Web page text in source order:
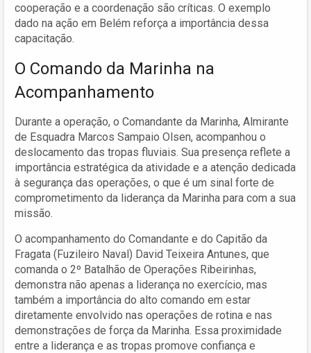
cooperação e a coordenação são críticas. O exemplo
dado na ação em Belém reforça a importância dessa
capacitação.
O Comando da Marinha na
Acompanhamento
Durante a operação, o Comandante da Marinha, Almirante
de Esquadra Marcos Sampaio Olsen, acompanhou o
deslocamento das tropas fluviais. Sua presença reflete a
importância estratégica da atividade e a atenção dedicada
à segurança das operações, o que é um sinal forte de
comprometimento da liderança da Marinha para com a sua
missão.
O acompanhamento do Comandante e do Capitão da
Fragata (Fuzileiro Naval) David Teixeira Antunes, que
comanda o 2º Batalhão de Operações Ribeirinhas,
demonstra não apenas a liderança no exercício, mas
também a importância do alto comando em estar
diretamente envolvido nas operações de rotina e nas
demonstrações de força da Marinha. Essa proximidade
entre a liderança e as tropas promove confiança e